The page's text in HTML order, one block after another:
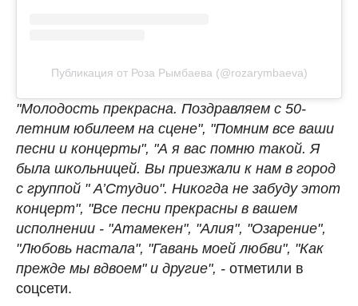
Публикация от Роза Рымбаева (@rozarymbaeva)
"Молодость прекрасна. Поздравляем с 50-
летним юбилеем на сцене", "Помним все ваши
песни и концерты", "А я вас помню такой. Я
была школьницей. Вы приезжали к нам в город
с группой " А’Студио". Никогда не забуду этот
концерт", "Все песни прекрасны в вашем
исполнении - "Атамекен", "Алия", "Озарение",
"Любовь настала", "Гавань моей любви", "Как
прежде мы вдвоем" и другие", - отметили в
соцсети.